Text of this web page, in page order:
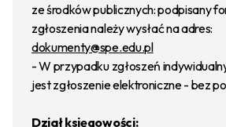
ze środków publicznych: podpisany
zgłoszenia należy wysłać na adres:
dokumenty@spe.edu.pl
- W przypadku zgłoszeń
jest zgłoszenie elektroniczne - bez
Dział księgowości: